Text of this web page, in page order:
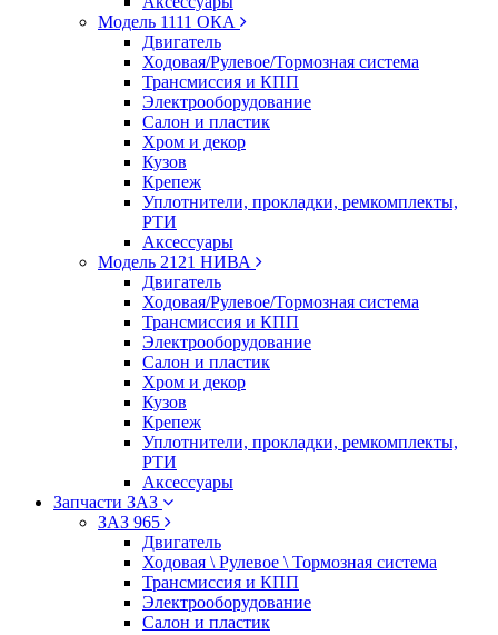
Модель 1111 ОКА
Двигатель
Ходовая/Рулевое/Тормозная система
Трансмиссия и КПП
Электрооборудование
Салон и пластик
Хром и декор
Кузов
Крепеж
Уплотнители, прокладки, ремкомплекты,
РТИ
Аксессуары
Модель 2121 НИВА
Двигатель
Ходовая/Рулевое/Тормозная система
Трансмиссия и КПП
Электрооборудование
Салон и пластик
Хром и декор
Кузов
Крепеж
Уплотнители, прокладки, ремкомплекты,
РТИ
Аксессуары
Запчасти ЗАЗ
ЗАЗ 965
Двигатель
Ходовая \ Рулевое \ Тормозная система
Трансмиссия и КПП
Электрооборудование
Салон и пластик